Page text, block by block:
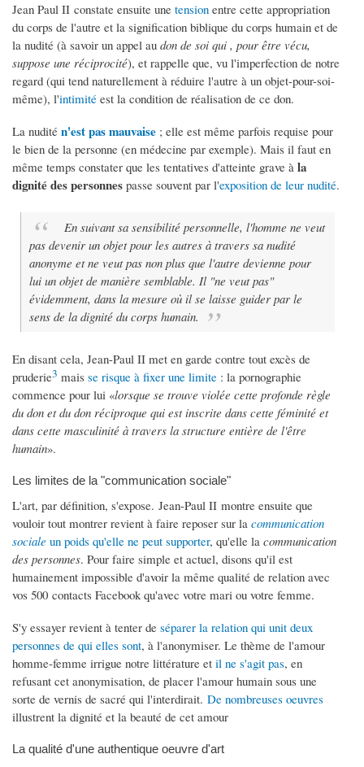
Jean Paul II constate ensuite une tension entre cette appropriation
du corps de l'autre et la signification biblique du corps humain et de
la nudité (à savoir un appel au don de soi qui , pour être vécu,
suppose une réciprocité), et rappelle que, vu l'imperfection de notre
regard (qui tend naturellement à réduire l'autre à un objet-pour-soi-
même), l'intimité est la condition de réalisation de ce don.
La nudité n'est pas mauvaise ; elle est même parfois requise pour
le bien de la personne (en médecine par exemple). Mais il faut en
même temps constater que les tentatives d'atteinte grave à la
dignité des personnes passe souvent par l'exposition de leur nudité.
En suivant sa sensibilité personnelle, l'homme ne veut
pas devenir un objet pour les autres à travers sa nudité
anonyme et ne veut pas non plus que l'autre devienne pour
lui un objet de manière semblable. Il "ne veut pas"
évidemment, dans la mesure où il se laisse guider par le
sens de la dignité du corps humain.
En disant cela, Jean-Paul II met en garde contre tout excès de
pruderie3 mais se risque à fixer une limite : la pornographie
commence pour lui «lorsque se trouve violée cette profonde règle
du don et du don réciproque qui est inscrite dans cette féminité et
dans cette masculinité à travers la structure entière de l'être
humain».
Les limites de la "communication sociale"
L'art, par définition, s'expose. Jean-Paul II montre ensuite que
vouloir tout montrer revient à faire reposer sur la communication
sociale un poids qu'elle ne peut supporter, qu'elle la communication
des personnes. Pour faire simple et actuel, disons qu'il est
humainement impossible d'avoir la même qualité de relation avec
vos 500 contacts Facebook qu'avec votre mari ou votre femme.
S'y essayer revient à tenter de séparer la relation qui unit deux
personnes de qui elles sont, à l'anonymiser. Le thème de l'amour
homme-femme irrigue notre littérature et il ne s'agit pas, en
refusant cet anonymisation, de placer l'amour humain sous une
sorte de vernis de sacré qui l'interdirait. De nombreuses oeuvres
illustrent la dignité et la beauté de cet amour
La qualité d'une authentique oeuvre d'art